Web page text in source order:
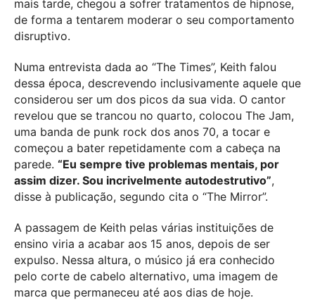
mais tarde, chegou a sofrer tratamentos de hipnose,
de forma a tentarem moderar o seu comportamento
disruptivo.
Numa entrevista dada ao “The Times”, Keith falou
dessa época, descrevendo inclusivamente aquele que
considerou ser um dos picos da sua vida. O cantor
revelou que se trancou no quarto, colocou The Jam,
uma banda de punk rock dos anos 70, a tocar e
começou a bater repetidamente com a cabeça na
parede. “Eu sempre tive problemas mentais, por
assim dizer. Sou incrivelmente autodestrutivo”,
disse à publicação, segundo cita o “The Mirror”.
A passagem de Keith pelas várias instituições de
ensino viria a acabar aos 15 anos, depois de ser
expulso. Nessa altura, o músico já era conhecido
pelo corte de cabelo alternativo, uma imagem de
marca que permaneceu até aos dias de hoje.